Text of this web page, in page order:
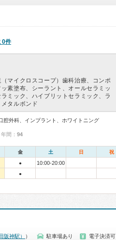
0件
マイクロスコープ）歯科治療、コンポ
素塗布、シーラント、オールセラミッ
ミック、ハイブリットセラミック、ラ
タルボンド
腔外科、インプラント、ホワイトニング
： 94
金 土 日 祝
●
10:00-20:00
●
阪神駅） ） 駐車場あり
電子決済可